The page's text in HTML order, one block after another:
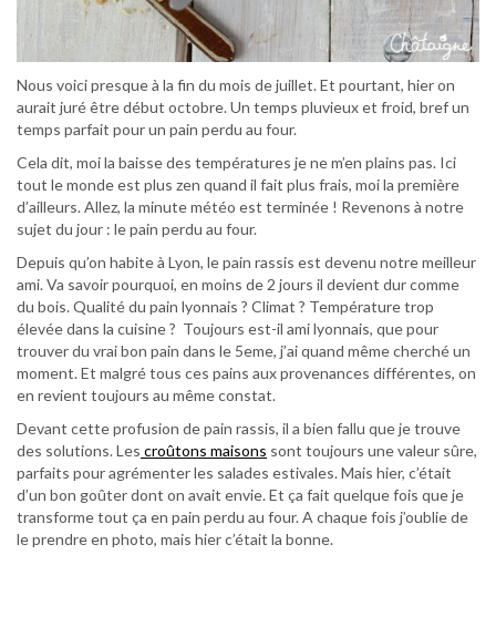
Nous voici presque à la fin du mois de juillet. Et pourtant, hier on
aurait juré être début octobre. Un temps pluvieux et froid, bref un
temps parfait pour un pain perdu au four.
Cela dit, moi la baisse des températures je ne m’en plains pas. Ici
tout le monde est plus zen quand il fait plus frais, moi la première
d’ailleurs. Allez, la minute météo est terminée ! Revenons à notre
sujet du jour : le pain perdu au four.
Depuis qu’on habite à Lyon, le pain rassis est devenu notre meilleur
ami. Va savoir pourquoi, en moins de 2 jours il devient dur comme
du bois. Qualité du pain lyonnais ? Climat ? Température trop
élevée dans la cuisine ? Toujours est-il ami lyonnais, que pour
trouver du vrai bon pain dans le 5eme, j’ai quand même cherché un
moment. Et malgré tous ces pains aux provenances différentes, on
en revient toujours au même constat.
Devant cette profusion de pain rassis, il a bien fallu que je trouve
des solutions. Les croûtons maisons sont toujours une valeur sûre,
parfaits pour agrémenter les salades estivales. Mais hier, c’était
d’un bon goûter dont on avait envie. Et ça fait quelque fois que je
transforme tout ça en pain perdu au four. A chaque fois j’oublie de
le prendre en photo, mais hier c’était la bonne.